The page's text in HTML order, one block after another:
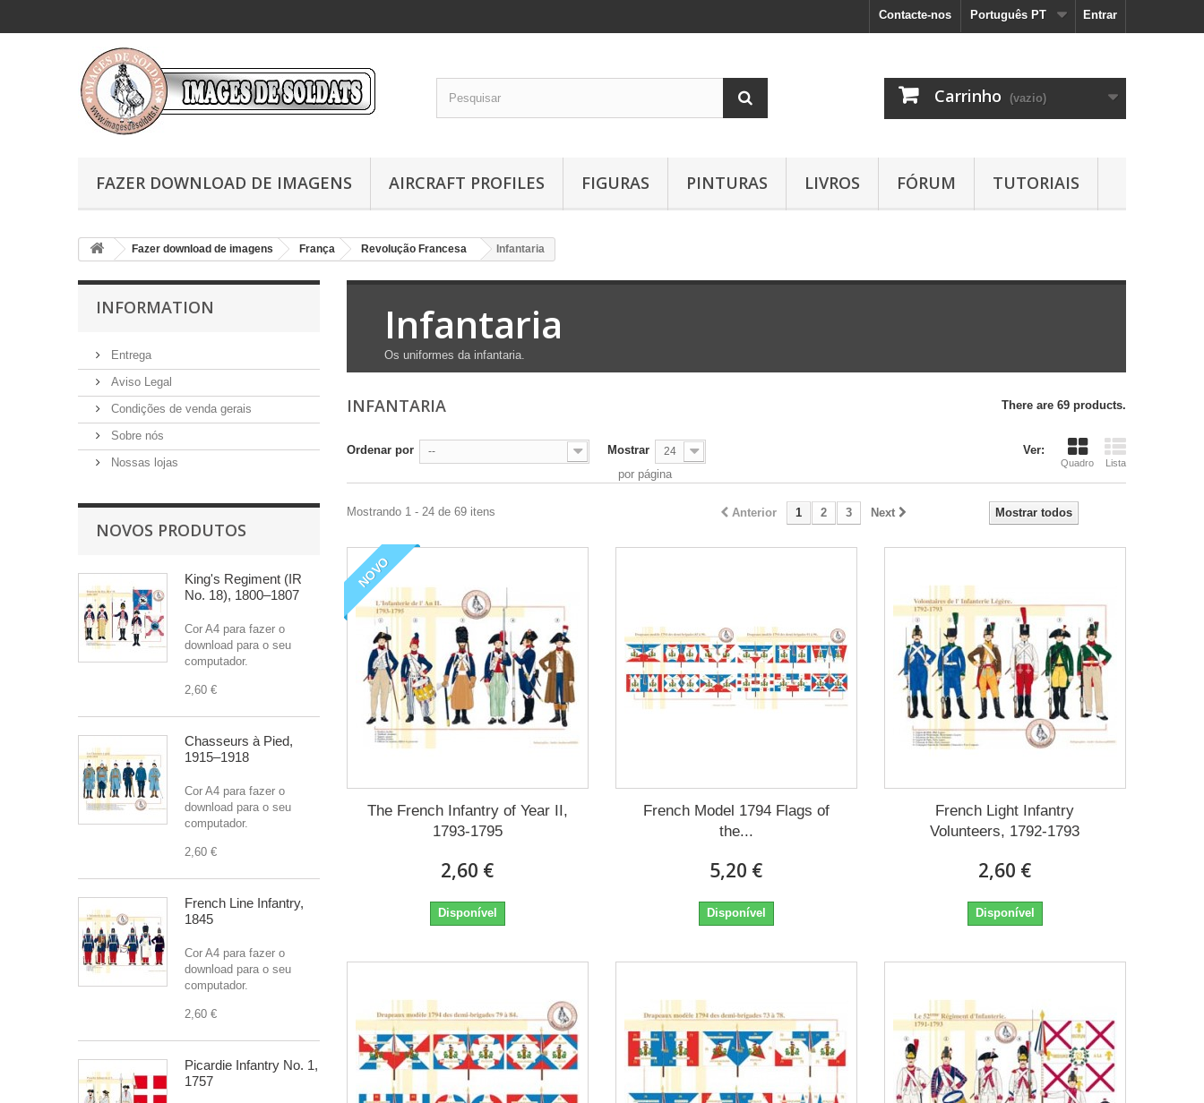
Entrar
Português PT
Contacte-nos
Carrinho (vazio)
FAZER DOWNLOAD DE IMAGENS AIRCRAFT PROFILES FIGURAS PINTURAS LIVROS FÓRUM TUTORIAIS
Fazer download de imagens França Revolução Francesa Infantaria
INFORMATION
Entrega
Aviso Legal
Condições de venda gerais
Sobre nós
Nossas lojas
NOVOS PRODUTOS
King's Regiment (IR
No. 18), 1800–1807
Cor A4 para fazer o
download para o seu
computador.
2,60 €
Chasseurs à Pied,
1915–1918
Cor A4 para fazer o
download para o seu
computador.
2,60 €
French Line Infantry,
1845
Cor A4 para fazer o
download para o seu
computador.
2,60 €
Picardie Infantry No. 1,
1757
Infantaria
Os uniformes da infantaria.
INFANTARIA There are 69 products.
Ver:
Quadro Lista
Ordenar por -- Mostrar 24
por página
Mostrar todos
Anterior 1 2 3 Next
Mostrando 1 - 24 de 69 itens
NOVO
The French Infantry of Year II,
1793-1795
2,60 €
Disponível
French Model 1794 Flags of
the...
5,20 €
Disponível
French Light Infantry
Volunteers, 1792-1793
2,60 €
Disponível